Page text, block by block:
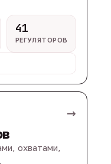
41
РЕГУЛЯТОРОВ
→
охватами,